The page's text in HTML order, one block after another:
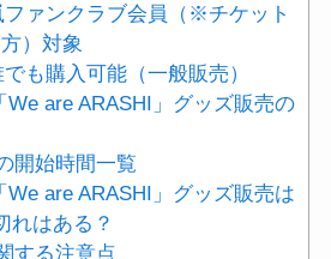
ファンクラブ会員（※チケット
）対象
も購入可能（一般販売）
are ARASHI」グッズ販売の
開始時間一覧
are ARASHI」グッズ販売は
れはある？
する注意点